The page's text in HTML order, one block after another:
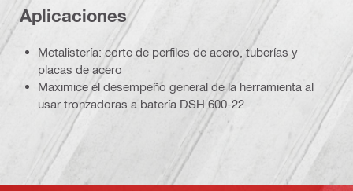
Aplicaciones
Metalistería: corte de perfiles de acero, tuberías y
placas de acero
Maximice el desempeño general de la herramienta al
usar tronzadoras a batería DSH 600-22